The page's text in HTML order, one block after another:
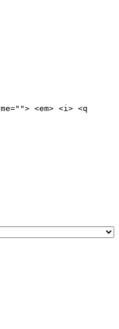
<em> <i> <q